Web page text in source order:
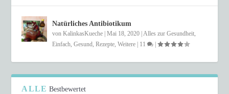
Natürliches Antibiotikum
vonKalinkasKueche |Mai 18, 2020 |Alles zur Gesundheit,
Einfach,Gesund,Rezepte,Weitere 11 |
ALLE Bestbewertet